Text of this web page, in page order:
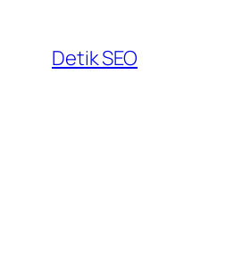
content
Detik SEO